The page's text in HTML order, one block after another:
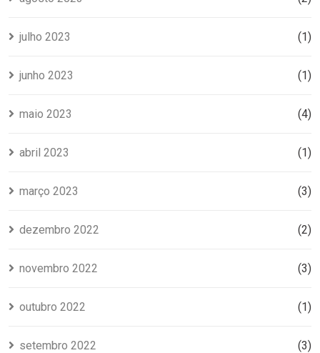
julho 2023 (1)
junho 2023 (1)
maio 2023 (4)
abril 2023 (1)
março 2023 (3)
dezembro 2022 (2)
novembro 2022 (3)
outubro 2022 (1)
setembro 2022 (3)